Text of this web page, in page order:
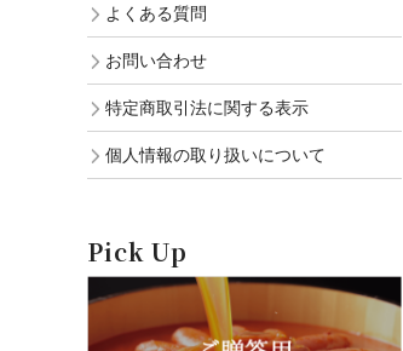
よくある質問
お問い合わせ
特定商取引法に関する表示
個人情報の取り扱いについて
Pick Up